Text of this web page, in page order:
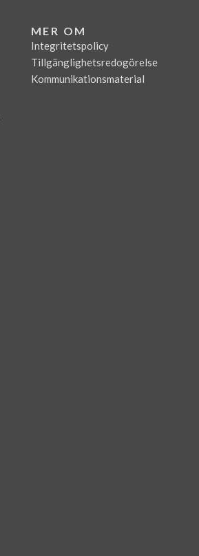
MER OM
Integritetspolicy
Tillgänglighetsredogörelse
Kommunikationsmaterial